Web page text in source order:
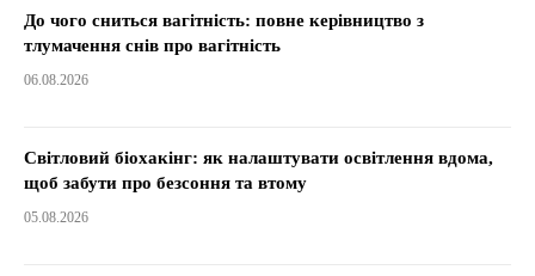
До чого сниться вагітність: повне керівництво з
тлумачення снів про вагітність
06.08.2026
Світловий біохакінг: як налаштувати освітлення вдома,
щоб забути про безсоння та втому
05.08.2026